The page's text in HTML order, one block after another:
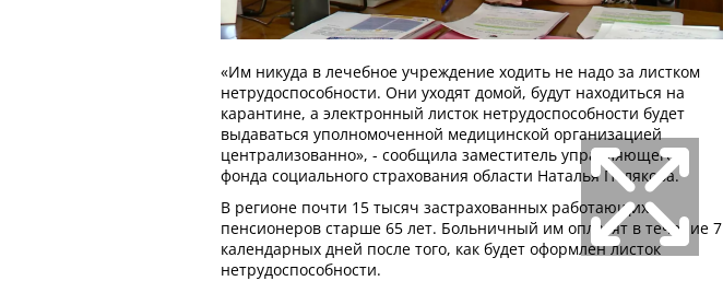
«Им никуда в лечебное учреждение ходить не надо за листком
нетрудоспособности. Они уходят домой, будут находиться на
карантине, а электронный листок нетрудоспособности будет
выдаваться уполномоченной медицинской организацией
централизованно», - сообщила заместитель управляющего
фонда социального страхования области Наталья Полякова.
В регионе почти 15 тысяч застрахованных работающих
пенсионеров старше 65 лет. Больничный им оплатят в течение 7
календарных дней после того, как будет оформлен листок
нетрудоспособности.